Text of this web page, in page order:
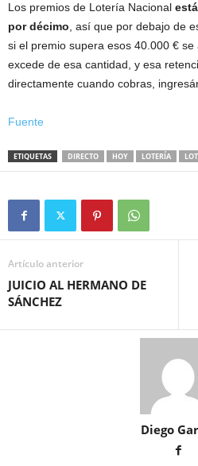
Los premios de Lotería Nacional
por décimo , así que por debajo de
si el premio supera esos 40.000 €
excede de esa cantidad, y esa
directamente cuando cobras,
Fuente
ETIQUETAS DIRECTO HOY LOTERÍA
Artículo anterior
JUICIO AL HERMANO DE
SÁNCHEZ
Diego